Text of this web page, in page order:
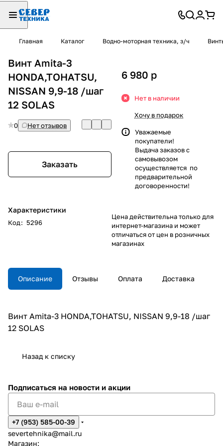
Главная Каталог Водно-моторная техника, з/ч
Винт Amita-3
HONDA,TOHATSU,
NISSAN 9,9-18 /шаг
12 SOLAS
0 Нет отзывов
Заказать
Характеристики
Код: 5296
6 980 p
Нет в наличии
Хочу в подарок
Уважаемые
покупатели!
Выдача заказов с
самовывозом
осуществляется по
предварительной
договоренности!
Цена действительна только для
интернет-магазина и может
отличаться от цен в розничных
магазинах
Описание Отзывы Оплата Доставка
Винт Amita-3 HONDA,TOHATSU, NISSAN 9,9-18 /шаг
12 SOLAS
Назад к списку
Подписаться на новости и акции
+7 (953) 585-00-39
severtehnika@mail.ru
Магазин: